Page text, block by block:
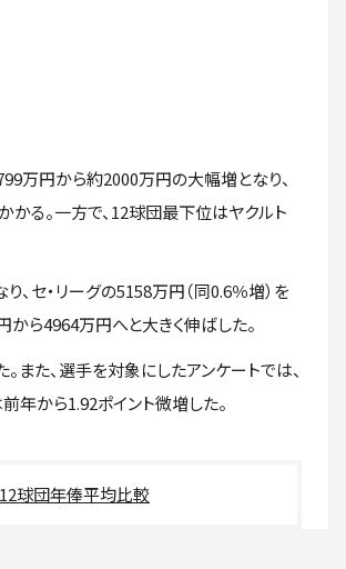
万円から約2000万円の大幅増となり、
かる。一方で、12球団最下位はヤクルト
セ・リーグの5158万円（同0.6％増）を
ら4964万円へと大きく伸ばした。
た、選手を対象にしたアンケートでは、
年から1.92ポイント微増した。
球団年俸平均比較